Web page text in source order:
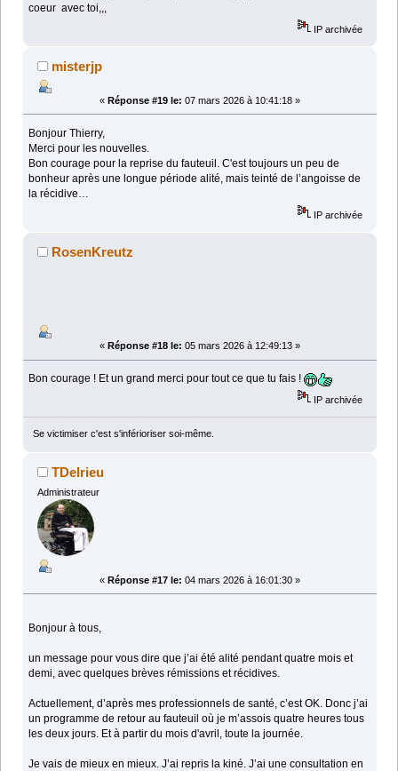
coeur avec toi,,,
IP archivée
misterjp
« Réponse #19 le: 07 mars 2026 à 10:41:18 »
Bonjour Thierry,
Merci pour les nouvelles.
Bon courage pour la reprise du fauteuil. C'est toujours un peu de
bonheur après une longue période alité, mais teinté de l’angoisse de
la récidive…
IP archivée
RosenKreutz
« Réponse #18 le: 05 mars 2026 à 12:49:13 »
Bon courage ! Et un grand merci pour tout ce que tu fais !
IP archivée
Se victimiser c'est s'inférioriser soi-même.
TDelrieu
Administrateur
« Réponse #17 le: 04 mars 2026 à 16:01:30 »
Bonjour à tous,
un message pour vous dire que j’ai été alité pendant quatre mois et
demi, avec quelques brèves rémissions et récidives.
Actuellement, d’après mes professionnels de santé, c’est OK. Donc j’ai
un programme de retour au fauteuil où je m’assois quatre heures tous
les deux jours. Et à partir du mois d'avril, toute la journée.
Je vais de mieux en mieux. J’ai repris la kiné. J’ai une consultation en